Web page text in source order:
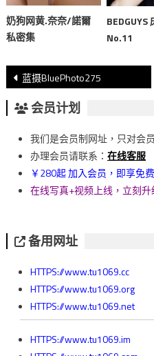
奶狗网黄.奈奈/諾爾
私密集
No.11
文
章
導
覽
蓝摄BluePhoto275
会员计划
我们是会员制网址，只对会
办理会员请联系： 在线客服
￥280起 加入会员，即享免
在线写真+视频上线，立刻升
备用网址
HTTPS://www.tu1069.cc
HTTPS://www.tu1069.org
HTTPS://www.tu1069.net
HTTPS://www.tu1069.im